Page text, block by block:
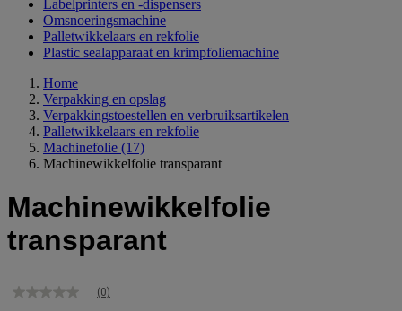
Labelprinters en -dispensers
Omsnoeringsmachine
Palletwikkelaars en rekfolie
Plastic sealapparaat en krimpfoliemachine
Home
Verpakking en opslag
Verpakkingstoestellen en verbruiksartikelen
Palletwikkelaars en rekfolie
Machinefolie (17)
Machinewikkelfolie transparant
Machinewikkelfolie
transparant
Geen
(0)